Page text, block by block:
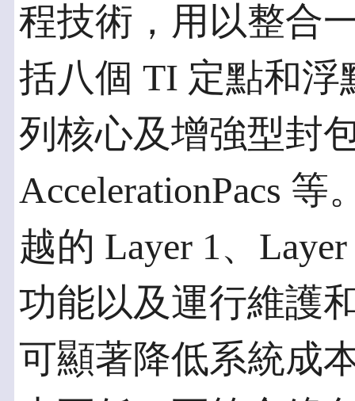
程技術，用以整合
括八個 TI 定點和浮
列核心及增強型封
AccelerationPacs
越的 Layer 1、
功能以及運行維護
可顯著降低系統成